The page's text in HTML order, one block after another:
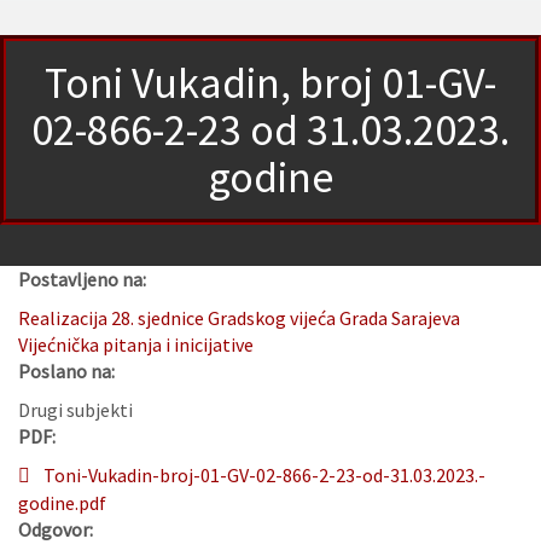
Toni Vukadin, broj 01-GV-
02-866-2-23 od 31.03.2023.
godine
Postavljeno na:
Realizacija 28. sjednice Gradskog vijeća Grada Sarajeva
Vijećnička pitanja i inicijative
Poslano na:
Drugi subjekti
PDF:
Toni-Vukadin-broj-01-GV-02-866-2-23-od-31.03.2023.-
godine.pdf
Odgovor: